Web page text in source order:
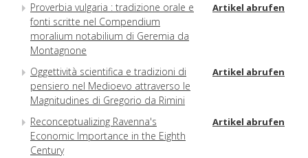
Proverbia vulgaria : tradizione orale e
fonti scritte nel Compendium
moralium notabilium di Geremia da
Montagnone
Artikel abrufen
Oggettività scientifica e tradizioni di
pensiero nel Medioevo attraverso le
Magnitudines di Gregorio da Rimini
Artikel abrufen
Reconceptualizing Ravenna's
Economic Importance in the Eighth
Century
Artikel abrufen